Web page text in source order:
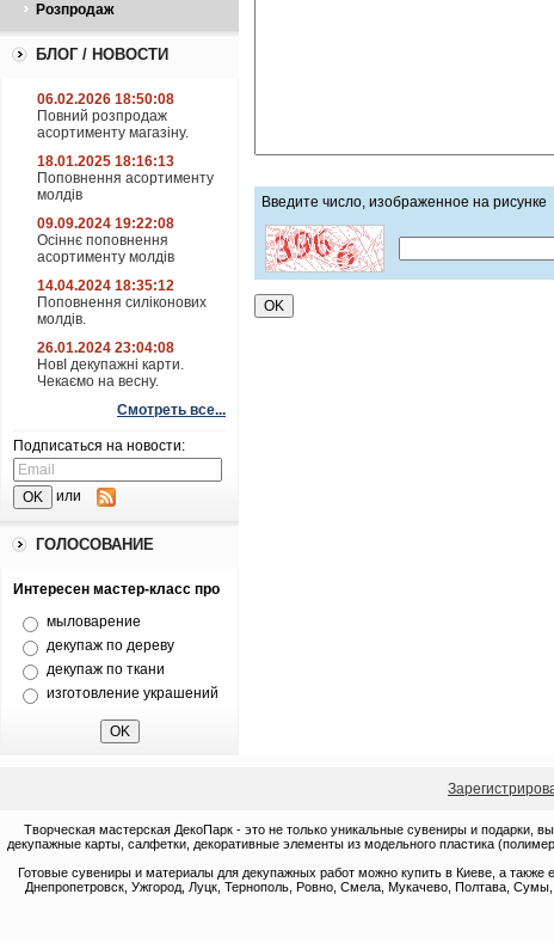
Розпродаж
БЛОГ / НОВОСТИ
06.02.2026 18:50:08
Повний розпродаж
асортименту магазіну.
18.01.2025 18:16:13
Поповнення асортименту
молдів
09.09.2024 19:22:08
Осіннє поповнення
асортименту молдів
14.04.2024 18:35:12
Поповнення силіконових
молдів.
26.01.2024 23:04:08
НовІ декупажні карти.
Чекаємо на весну.
Смотреть все...
Подписаться на новости:
или
ГОЛОСОВАНИЕ
Интересен мастер-класс про
мыловарение
декупаж по дереву
декупаж по ткани
изготовление украшений
Введите число, изображенное на рисунке
Творческая мастерская ДекоПарк - это не только уникальные сувениры и подарки,
декупажные карты, салфетки, декоративные элементы из модельного пластика
Готовые сувениры и материалы для декупажных работ можно купить в Киеве, а
Днепропетровск, Ужгород, Луцк, Тернополь, Ровно, Смела, Мукачево, Полтава,